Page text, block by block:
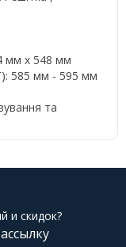
мм x 548 мм
585 мм - 595 мм
та
и скидок?